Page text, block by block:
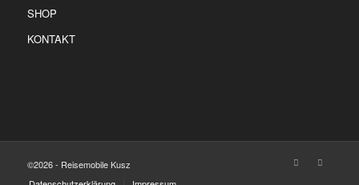
SHOP
KONTAKT
©2026 - Reisemobile Kusz